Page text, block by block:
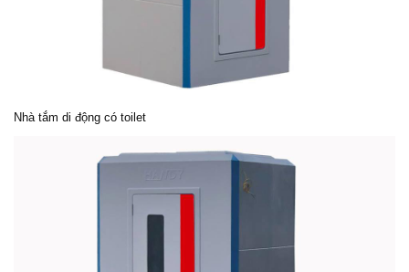
Nhà tắm di động có toilet